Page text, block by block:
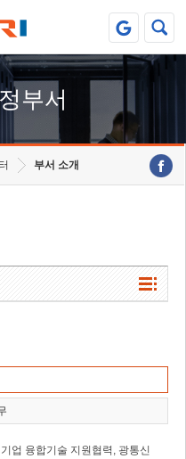
부서
부서 소개
기업 융합기술 지원협력, 광통신